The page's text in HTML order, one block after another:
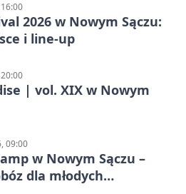
2026 w Nowym Sączu:
i line-up
| vol. XIX w Nowym
09:00
w Nowym Sączu –
dla młodych